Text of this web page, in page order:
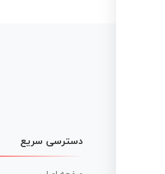
دسترسی سریع